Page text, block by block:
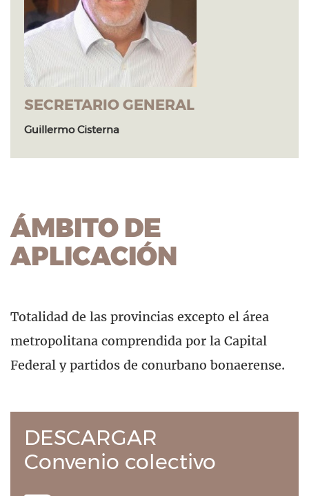
SECRETARIO GENERAL
Guillermo Cisterna
ÁMBITO DE
APLICACIÓN
Totalidad de las provincias excepto el área
metropolitana comprendida por la Capital
Federal y partidos de conurbano bonaerense.
DESCARGAR
Convenio colectivo